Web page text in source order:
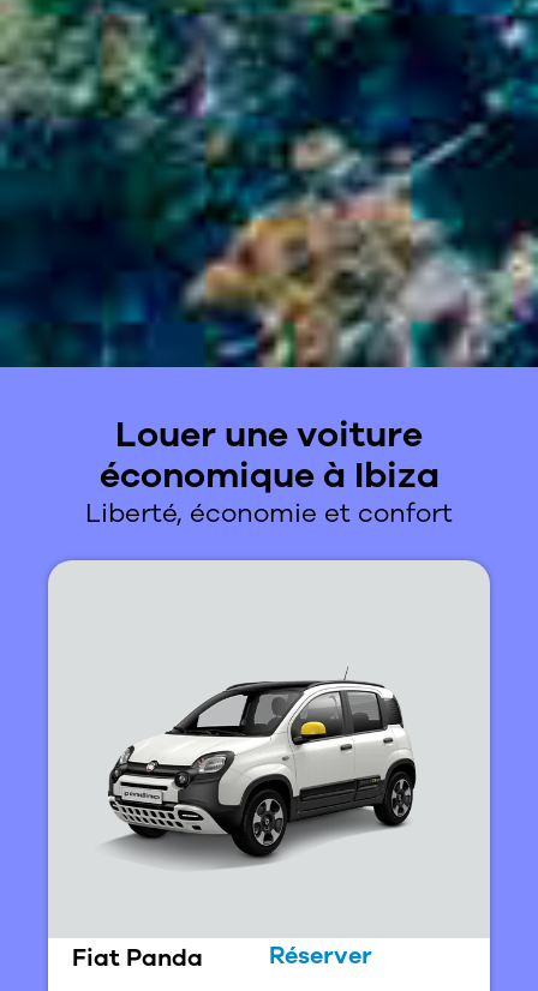
Louer une voiture
économique à Ibiza
Liberté, économie et confort
Fiat Panda Réserver